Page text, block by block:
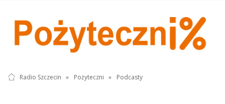
Radio Szczecin » Pożyteczni » Podcasty